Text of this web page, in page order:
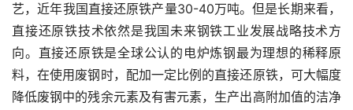
艺，近年我国直接还原铁产量30-40万吨。但是长期来看，
直接还原铁技术依然是我国未来钢铁工业发展战略技术方
向。直接还原铁是全球公认的电炉炼钢最为理想的稀释原
料，在使用废钢时，配加一定比例的直接还原铁，可大幅度
降低废钢中的残余元素及有害元素，生产出高附加值的洁净